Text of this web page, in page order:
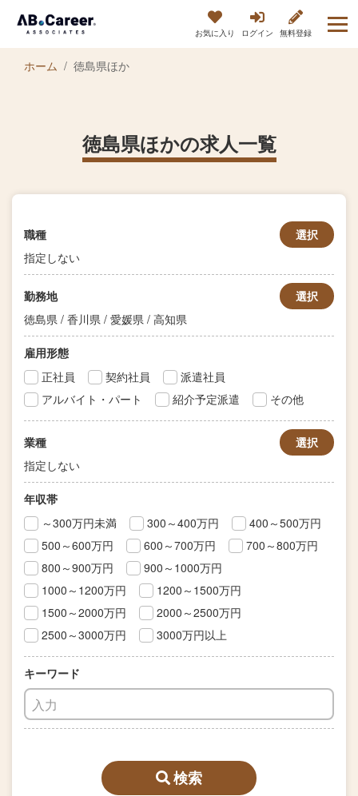
お気に入り ログイン 無料登録
ホーム 徳島県ほか
徳島県ほかの求人一覧
職種
指定しない
選択
勤務地
徳島県 / 香川県 / 愛媛県 / 高知県
選択
雇用形態
正社員
契約社員
派遣社員
アルバイト・パート
紹介予定派遣 その他
業種
指定しない
選択
年収帯
～300万円未満
300～400万円
400～500万円
500～600万円
600～700万円
700～800万円
800～900万円
900～1000万円
1000～1200万円
1200～1500万円
1500～2000万円
2000～2500万円
2500～3000万円
3000万円以上
キーワード
検索